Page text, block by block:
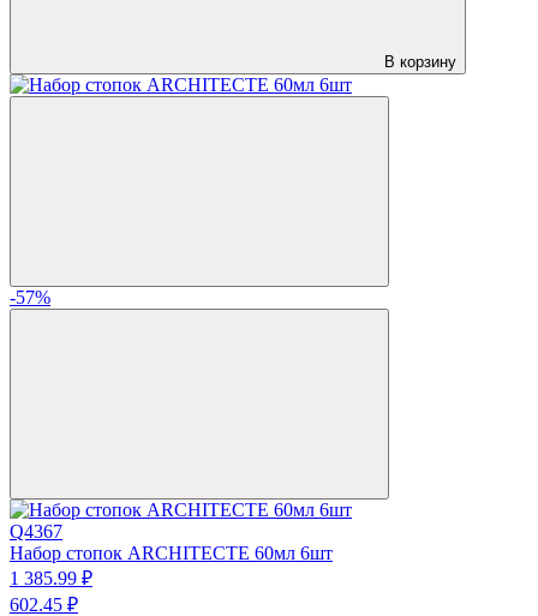
В корзину
-57%
Q4367
Набор стопок ARCHITECTE 60мл 6шт
1 385.99 ₽
602.45 ₽